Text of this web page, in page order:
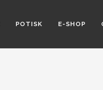
POTISK E-SHOP